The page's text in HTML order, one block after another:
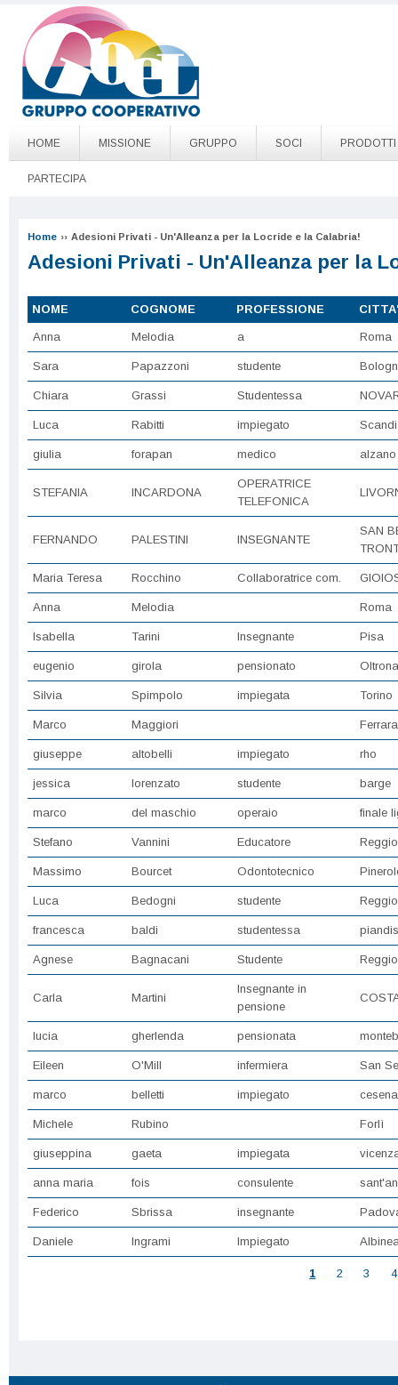
Salta al contenuto principale
Go to page top
HOME MISSIONE GRUPPO SOCI PRODOTTI
PARTECIPA
Home ›› Adesioni Privati - Un'Alleanza per la Locride e la Calabria!
Adesioni Privati - Un'Alleanza per la
NOME COGNOME PROFESSIONE
Anna Melodia a Roma
Sara Papazzoni studente
Chiara Grassi Studentessa
Luca Rabitti impiegato
giulia forapan medico
STEFANIA INCARDONA
OPERATRICE
TELEFONICA
FERNANDO PALESTINI INSEGNANTE
SAN
Maria Teresa Rocchino Collaboratrice com.
Anna Melodia Roma
Isabella Tarini Insegnante Pisa
eugenio girola pensionato
Silvia Spimpolo impiegata Torino
Marco Maggiori Ferrara
giuseppe altobelli impiegato rho
jessica lorenzato studente barge
marco del maschio operaio finale
Stefano Vannini Educatore
Massimo Bourcet Odontotecnico
Luca Bedogni studente
francesca baldi studentessa
Agnese Bagnacani Studente
Carla Martini
Insegnante in
pensione
lucia gherlenda pensionata
Eileen O'Mill infermiera San
marco belletti impiegato cesena
Michele Rubino Forlì
giuseppina gaeta impiegata
anna maria fois consulente
Federico Sbrissa insegnante
Daniele Ingrami Impiegato
1 2 3 4